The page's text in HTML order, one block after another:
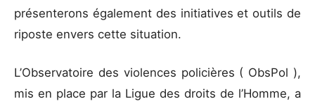
présenterons également des initiatives et outils de
riposte envers cette situation.
L’Observatoire des violences policières ( ObsPol ),
mis en place par la Ligue des droits de l’Homme, a